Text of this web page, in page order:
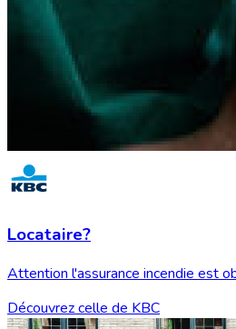
Locataire?
Attention l'assurance incendie est
Découvrez celle de KBC